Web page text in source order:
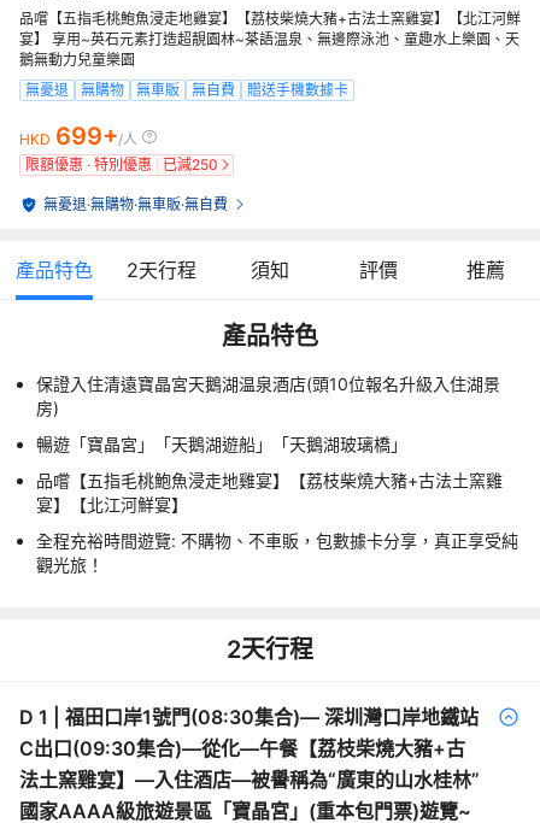
品嚐【五指毛桃鮑魚浸走地雞宴】【荔枝柴燒大豬+古法土窯雞宴】【北江河鮮
宴】 享用~英石元素打造超靚園林~茶語温泉、無邊際泳池、童趣水上樂園、天
鵝無動力兒童樂園
無憂退
無購物 無車販 無自費 贈送手機數據卡
HKD 699+/人
限額優惠 · 特別優惠
已減250
無憂退·無購物·無車販·無自費
產品特色 2天行程 須知 評價 推薦
產品特色
保證入住清遠寶晶宮天鵝湖温泉酒店(頭10位報名升級入住湖景
房)
暢遊「寶晶宮」「天鵝湖遊船」「天鵝湖玻璃橋」
品嚐【五指毛桃鮑魚浸走地雞宴】【荔枝柴燒大豬+古法土窯雞
宴】【北江河鮮宴】
全程充裕時間遊覽: 不購物、不車販，包數據卡分享，真正享受純
觀光旅！
2天行程
D 1
福田口岸1號門(08:30集合)— 深圳灣口岸地鐵站
C出口(09:30集合)—從化—午餐【荔枝柴燒大豬+古
法土窯雞宴】—入住酒店—被譽稱為“廣東的山水桂林”
國家AAAA級旅遊景區「寶晶宮」(重本包門票)遊覽~